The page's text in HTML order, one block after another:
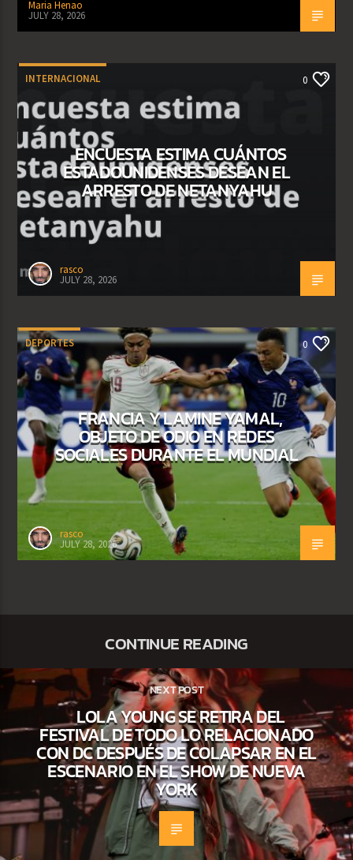
Maria Henao
JULY 28, 2026
INTERNACIONAL 0
ENCUESTA ESTIMA CUÁNTOS
ESTADOUNIDENSES DESEAN EL
ARRESTO DE NETANYAHU
rasco
JULY 28, 2026
DEPORTES 0
FRANCIA Y LAMINE YAMAL,
OBJETO DE ODIO EN REDES
SOCIALES DURANTE EL MUNDIAL
rasco
JULY 28, 2026
CONTINUE READING
NEXT POST
LOLA YOUNG SE RETIRA DEL
FESTIVAL DE TODO LO RELACIONADO
CON DC DESPUÉS DE COLAPSAR EN EL
ESCENARIO EN EL SHOW DE NUEVA
YORK